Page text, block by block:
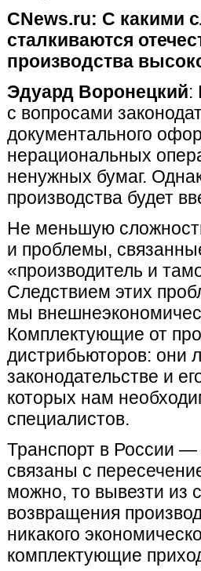
CNews.ru: С какими
сталкиваются
производства
Эдуард Воронецкий:
с вопросами
документального
нерациональных
ненужных бумаг.
производства будет
Не меньшую
и проблемы,
«производитель и
Следствием этих
мы
Комплектующие от
дистрибьюторов: они
законодательстве и
которых нам
специалистов.
Транспорт в России —
связаны с
можно, то вывезти из
возвращения
никакого
комплектующие